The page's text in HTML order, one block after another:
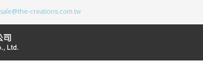
sale@the-creations.com.tw